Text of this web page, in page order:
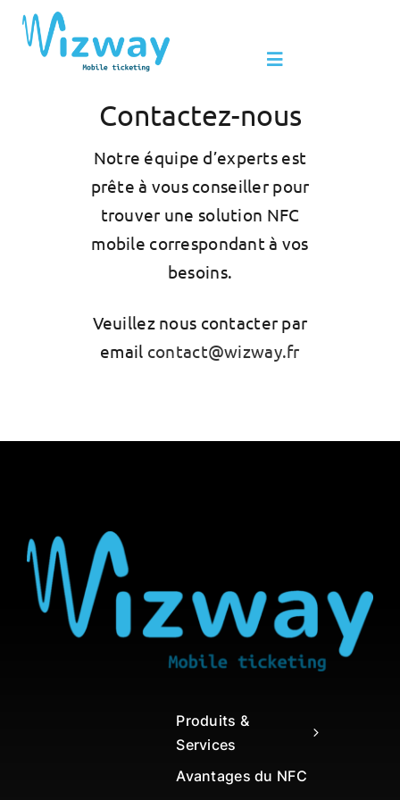
Passer
Toggle
Produits & Services
Avantages du NFC
Leader du NFC mobile
Contact
Contactez-nous
Notre équipe d’experts est
prête à vous conseiller pour
trouver une solution NFC
mobile correspondant à vos
besoins.
Veuillez nous contacter par
email contact@wizway.fr
Produits &
Services
Avantages du NFC